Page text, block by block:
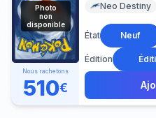
Photo
non
disponible
Nous rachetons
510€
Neo Destiny
État Neuf
Édition